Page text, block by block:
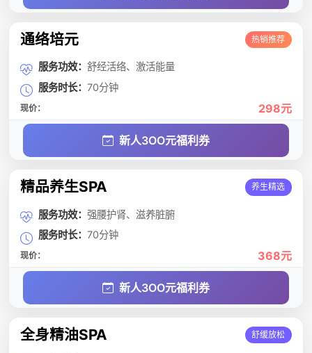
通络培元 热销推荐
服务功效： 舒经活络、激活能量
服务时长： 70分钟
现价： 298元
新人3OO元福利券
精品养生SPA 养生精选
服务功效： 强腰护肾、滋养脏腑
服务时长： 70分钟
现价： 368元
新人3OO元福利券
全身精油SPA 舒缓放松